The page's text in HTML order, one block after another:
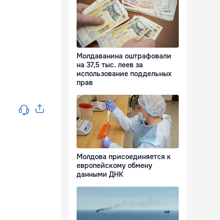
Молдаванина оштрафовали
на 37,5 тыс. леев за
использование поддельных
прав
Молдова присоединяется к
европейскому обмену
данными ДНК